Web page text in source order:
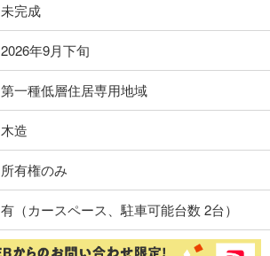
未完成
2026年9月下旬
第一種低層住居専用地域
木造
所有権のみ
有（カースペース、駐車可能台数 2台）